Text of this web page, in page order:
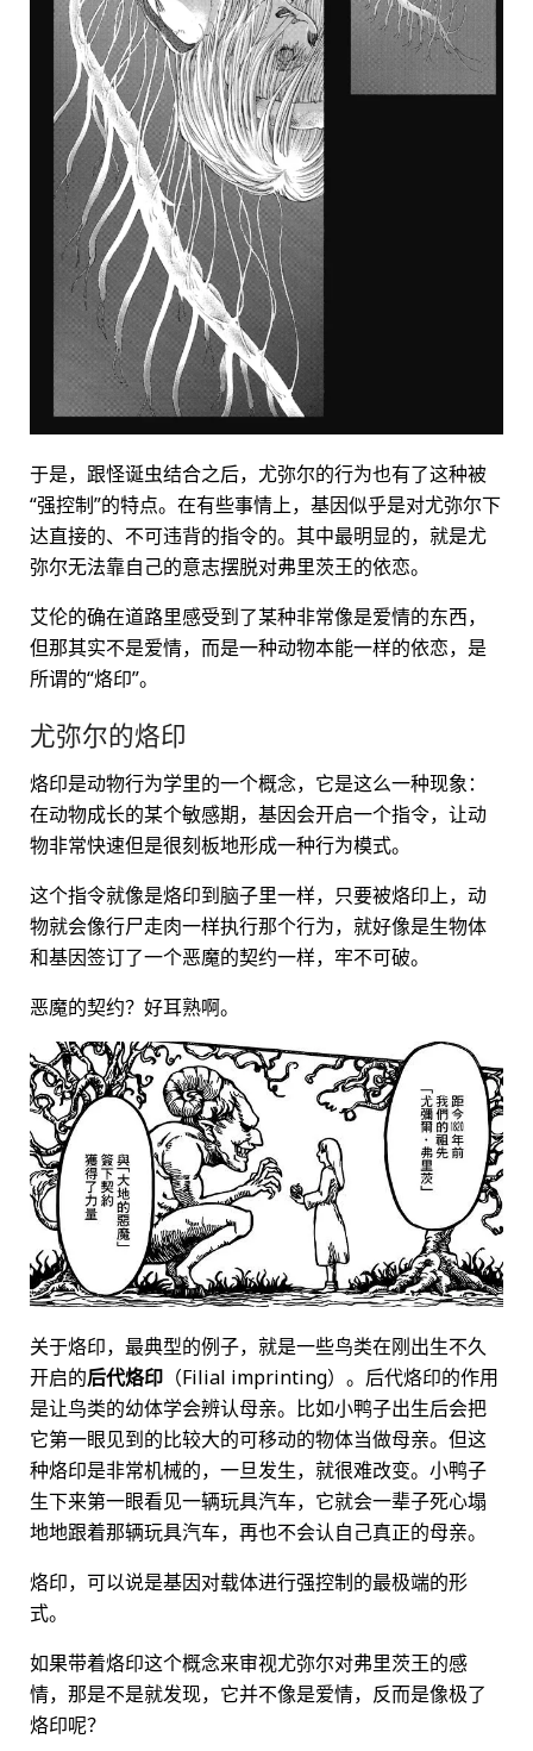
于是，跟怪诞虫结合之后，尤弥尔的行为也有了这种被
“强控制”的特点。在有些事情上，基因似乎是对尤弥尔下
达直接的、不可违背的指令的。其中最明显的，就是尤
弥尔无法靠自己的意志摆脱对弗里茨王的依恋。
艾伦的确在道路里感受到了某种非常像是爱情的东西，
但那其实不是爱情，而是一种动物本能一样的依恋，是
所谓的“烙印”。
尤弥尔的烙印
烙印是动物行为学里的一个概念，它是这么一种现象：
在动物成长的某个敏感期，基因会开启一个指令，让动
物非常快速但是很刻板地形成一种行为模式。
这个指令就像是烙印到脑子里一样，只要被烙印上，动
物就会像行尸走肉一样执行那个行为，就好像是生物体
和基因签订了一个恶魔的契约一样，牢不可破。
恶魔的契约？好耳熟啊。
关于烙印，最典型的例子，就是一些鸟类在刚出生不久
开启的后代烙印 （Filial imprinting）。后代烙印的作用
是让鸟类的幼体学会辨认母亲。比如小鸭子出生后会把
它第一眼见到的比较大的可移动的物体当做母亲。但这
种烙印是非常机械的，一旦发生，就很难改变。小鸭子
生下来第一眼看见一辆玩具汽车，它就会一辈子死心塌
地地跟着那辆玩具汽车，再也不会认自己真正的母亲。
烙印，可以说是基因对载体进行强控制的最极端的形
式。
如果带着烙印这个概念来审视尤弥尔对弗里茨王的感
情，那是不是就发现，它并不像是爱情，反而是像极了
烙印呢？